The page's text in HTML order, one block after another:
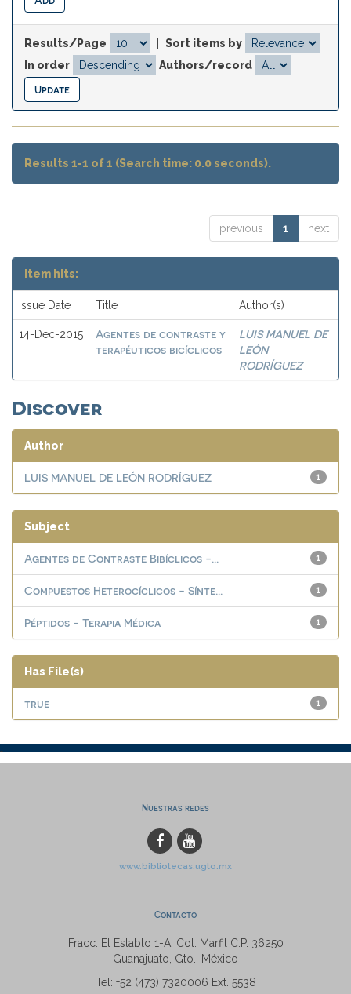
Results/Page
Sort items by
In order
Authors/record
Results 1-1 of 1 (Search time: 0.0 seconds).
previous 1 next
Item hits:
Issue Date Title Author(s)
14-Dec-2015
Agentes de contraste y
terapéuticos bicíclicos
LUIS MANUEL DE
LEÓN
RODRÍGUEZ
Discover
Author
1
LUIS MANUEL DE LEÓN RODRÍGUEZ
Subject
1
Agentes de Contraste Bibíclicos -...
1
Compuestos Heterocíclicos - Sínte...
1
Péptidos - Terapia Médica
Has File(s)
1
true
Nuestras redes
www.bibliotecas.ugto.mx
Contacto
Fracc. El Establo 1-A, Col. Marfil C.P. 36250
Guanajuato, Gto., México
Tel: +52 (473) 7320006 Ext. 5538